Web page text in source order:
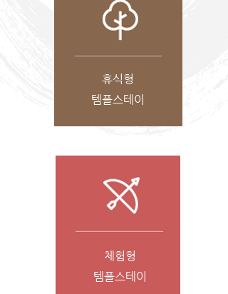
휴식형
템플스테이
체험형
템플스테이